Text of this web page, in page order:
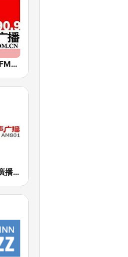
厦门音乐广播 FM90.9 (Xiamen Music)
廈門閩南之聲廣播 FM101.2 (Xiamen Voice of Minnan)